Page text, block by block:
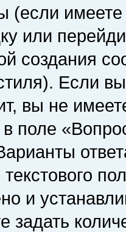
(если
или
создания
Если
вы не
поле
текстового
и